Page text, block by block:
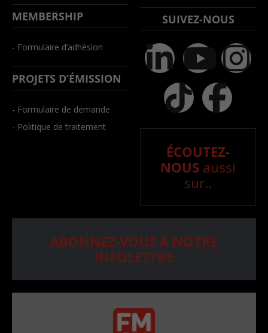
MEMBERSHIP
- Formulaire d’adhésion
PROJETS D’ÉMISSION
- Formulaire de demande
- Politique de traitement
SUIVEZ-NOUS
ÉCOUTEZ-
NOUS aussi
sur..
ABONNEZ-VOUS À NOTRE
INFOLETTRE